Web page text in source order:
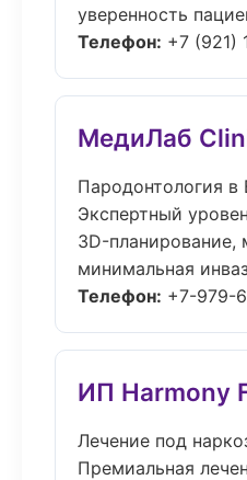
уверенность
Телефон: +7 (921)
МедиЛаб
Пародонтология
Экспертный
3D-планирование,
минимальная
Телефон: +7-979-
ИП Harmony
Лечение под
Премиальная